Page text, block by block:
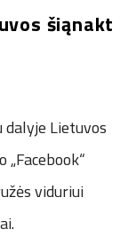
šiąnakt
dalyje Lietuvos
viduriui